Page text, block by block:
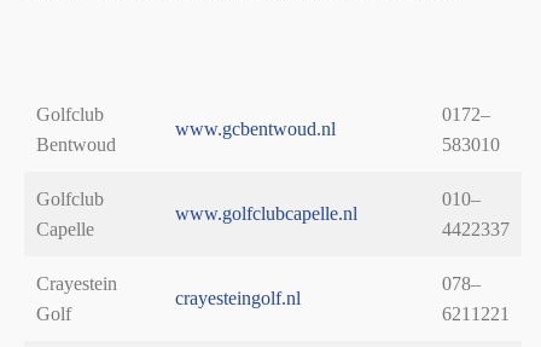
Golfclub
Bentwoud
www.gcbentwoud.nl
0172–
583010
Golfclub
Capelle
www.golfclubcapelle.nl
010–
4422337
Crayestein
Golf
crayesteingolf.nl
078–
6211221